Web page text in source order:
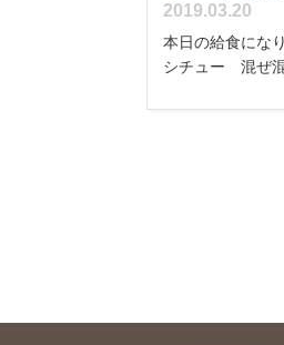
2019.03.20
本日の給食にな
シチュー 混ぜ